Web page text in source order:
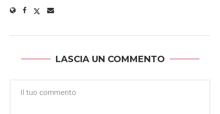
LASCIA UN COMMENTO